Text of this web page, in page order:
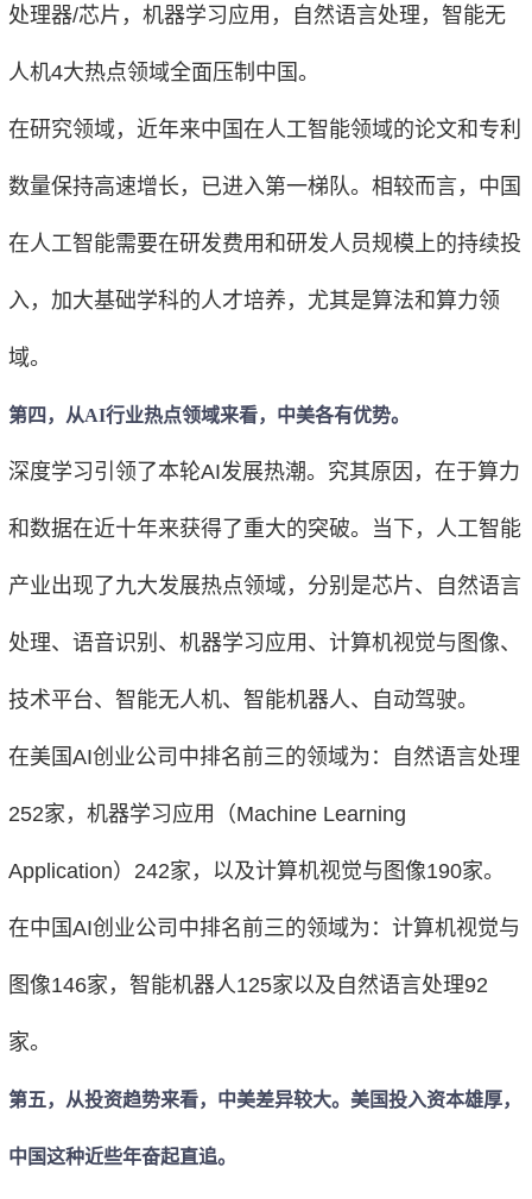
处理器/芯片，机器学习应用，自然语言处理，智能无
人机4大热点领域全面压制中国。
在研究领域，近年来中国在人工智能领域的论文和专利
数量保持高速增长，已进入第一梯队。相较而言，中国
在人工智能需要在研发费用和研发人员规模上的持续投
入，加大基础学科的人才培养，尤其是算法和算力领
域。
第四，从AI行业热点领域来看，中美各有优势。
深度学习引领了本轮AI发展热潮。究其原因，在于算力
和数据在近十年来获得了重大的突破。当下，人工智能
产业出现了九大发展热点领域，分别是芯片、自然语言
处理、语音识别、机器学习应用、计算机视觉与图像、
技术平台、智能无人机、智能机器人、自动驾驶。
在美国AI创业公司中排名前三的领域为：自然语言处理
252家，机器学习应用（Machine Learning
Application）242家，以及计算机视觉与图像190家。
在中国AI创业公司中排名前三的领域为：计算机视觉与
图像146家，智能机器人125家以及自然语言处理92
家。
第五，从投资趋势来看，中美差异较大。美国投入资本雄厚，
中国这种近些年奋起直追。